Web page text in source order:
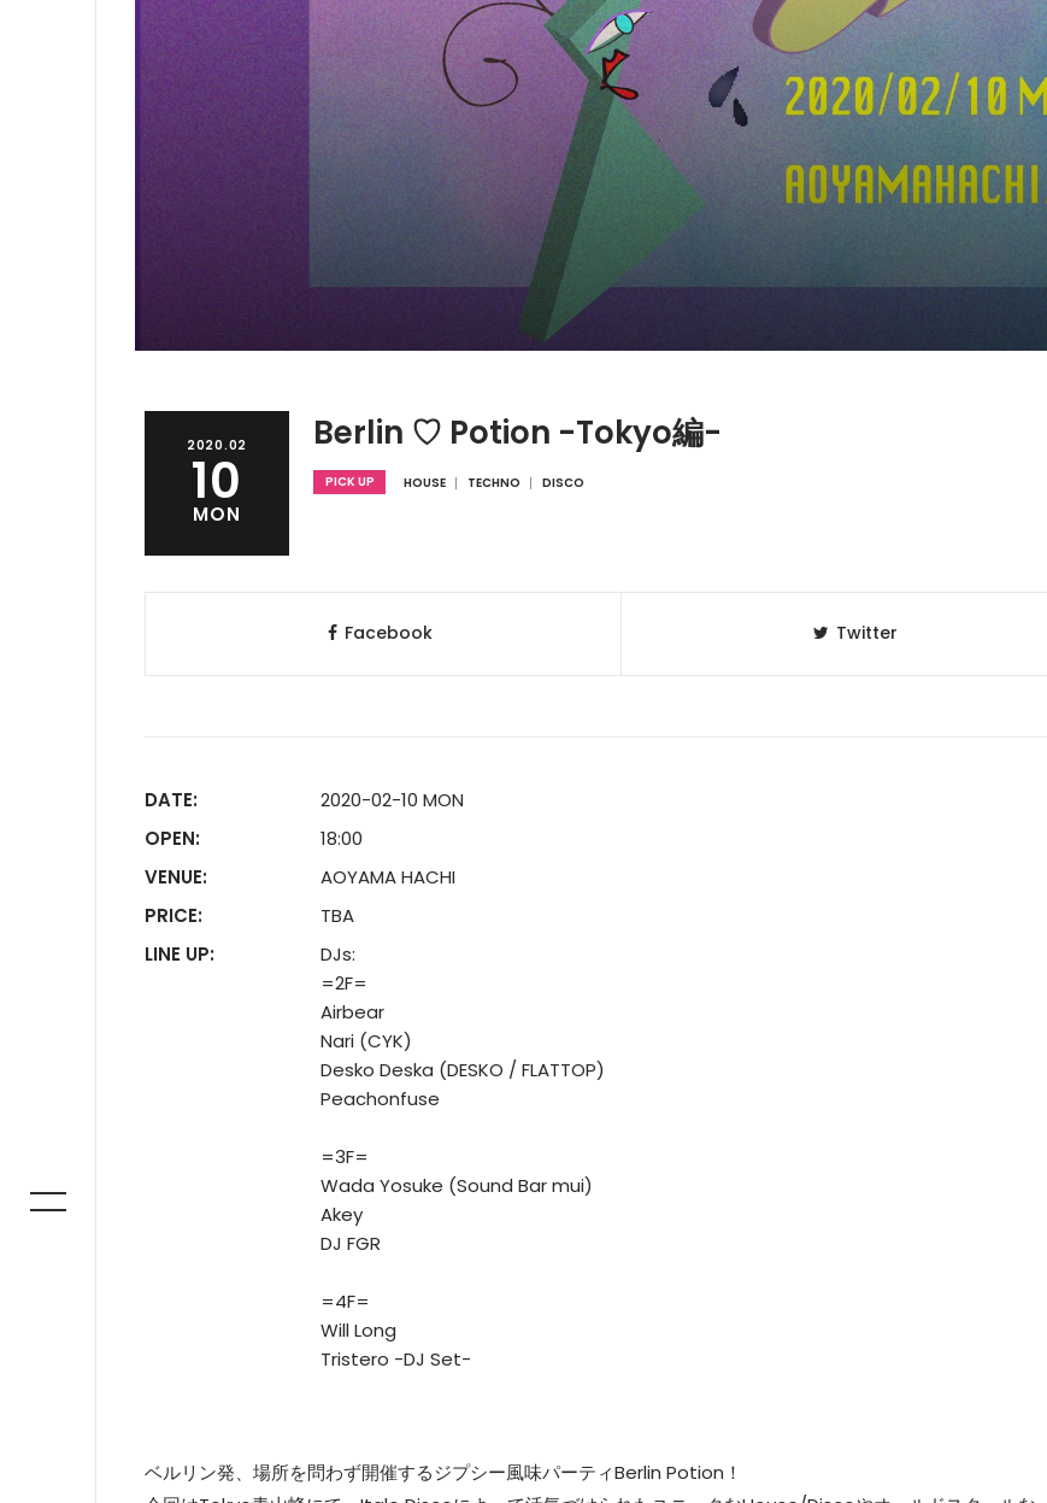
2020.02
10
MON
Berlin ♡ Potion -Tokyo編-
PICK UP HOUSE TECHNO DISCO
Facebook Twitter
DATE:
2020-02-10 MON
OPEN:
18:00
VENUE:
AOYAMA HACHI
PRICE:
TBA
LINE UP:
DJs:
=2F=
Airbear
Nari (CYK)
Desko Deska (DESKO / FLATTOP)
Peachonfuse
=3F=
Wada Yosuke (Sound Bar mui)
Akey
DJ FGR
=4F=
Will Long
Tristero -DJ Set-
ベルリン発、場所を問わず開催するジプシー風味パーティBerlin Potion！